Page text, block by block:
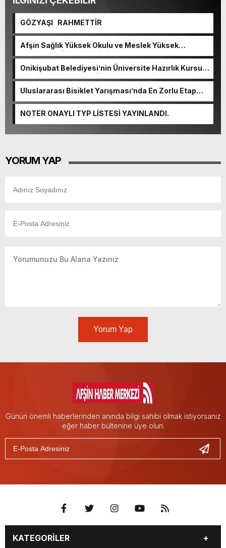
GÖZYAŞI RAHMETTİR
Afşin Sağlık Yüksek Okulu ve Meslek Yüksek
Okulunda görev değişimi!
Onikişubat Belediyesi’nin Üniversite Hazırlık Kursu
başvurularında son gün 7 Ağustos.
Uluslararası Bisiklet Yarışması’nda En Zorlu Etap
NOTER ONAYLI TYP LİSTESİ YAYINLANDI.
YORUM YAP
Yorum Yap
Günün önemli haberlerinden anında bilgi sahibi olmak istiyorsanız
eğer haber bültenine üye olun.
KATEGORİLER